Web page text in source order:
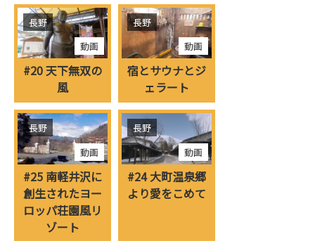
動画
長野
#20 天下無双の
風
動画
長野
宿とサウナとジ
ェラート
動画
長野
#25 南軽井沢に
創生されたヨー
ロッパ荘園風リ
ゾート
動画
長野
#24 大町温泉郷
より愛をこめて